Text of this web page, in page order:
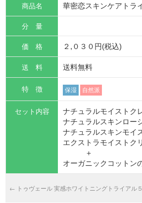
商品名 華密恋スキンケアトラ
分 量
価 格 ２,０３０円(税込)
送 料 送料無料
特 徴 保湿 自然派
セット内容
ナチュラルモイストク
ナチュラルスキンロー
ナチュラルスキンモイ
エクストラモイストク
＋
オーガニックコットン
← トゥヴェール 実感ホワイトニングトライアル